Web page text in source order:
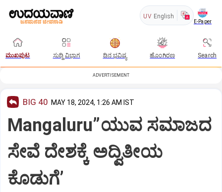
UV English
E-Paper
ಮುಖಪುಟ ಸುದ್ದಿ ವಿಭಾಗ ದಿನ ಭವಿಷ್ಯ ಹೊಂಗಿರಣ Search
ADVERTISEMENT
BIG 40 MAY 18, 2024, 1:26 AM IST
Mangaluru”ಯುವ ಸಮಾಜದ
ಸೇವೆ ದೇಶಕ್ಕೆ ಅದ್ವಿತೀಯ
ಕೊಡುಗೆ’